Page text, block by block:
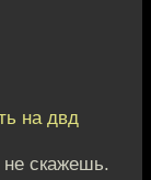
на двд
скажешь.